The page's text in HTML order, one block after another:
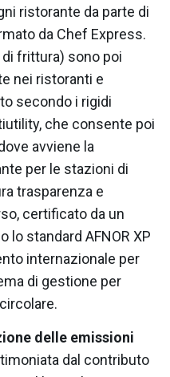
ristorante da parte di
da Chef Express.
frittura) sono poi
nei ristoranti e
secondo i rigidi
che consente poi
avviene la
per le stazioni di
trasparenza e
certificato da un
standard AFNOR XP
internazionale per
di gestione per
delle emissioni
dal contributo